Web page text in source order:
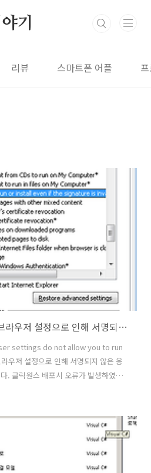
기
리뷰 스마트폰 어플
[클릭원스 배포 오류] 웹 브라우저 설정으로 인해 서명되지 않은 응용 프로그램을 실행할 수 없습니다.
settings do not allow you to run
저 설정으로 인해 서명되지 않은 응
. 클릭원스 배포시 오류가 발생하였을
인증서로 인하여 설치가 안될 경우
다. For me worked check in
-> "Allow Software to run or
비정상적인 인증서로도 설치